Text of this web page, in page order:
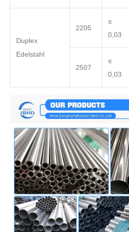
Duplex
Edelstahl
2205
≤
0,03
2507
≤
0,03